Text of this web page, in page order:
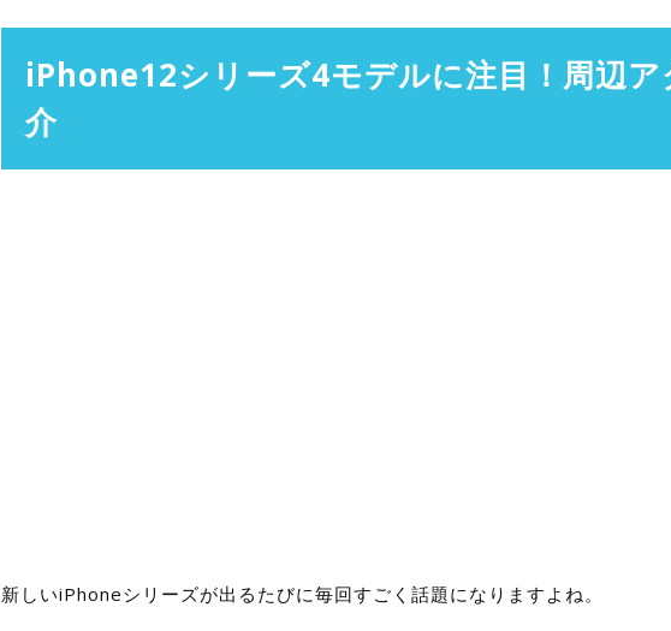
iPhone12シリーズ4モデルに注目！周辺
介
新しいiPhoneシリーズが出るたびに毎回すごく話題になりますよね。